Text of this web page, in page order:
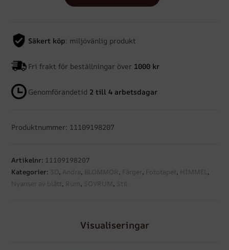
Säkert köp: miljövänlig produkt
Fri frakt för beställningar över 1000 kr
Genomförandetid 2 till 4 arbetsdagar
Produktnummer: 11109198207
Artikelnr: 11109198207
Kategorier: 3D , Andra, BLOMMOR, Färger, Fototapet, HIMMEL,
Nyanser av blått, Rum, SOVRUM, Stil
Visualiseringar